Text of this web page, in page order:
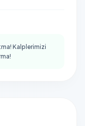
Kalplerimizi